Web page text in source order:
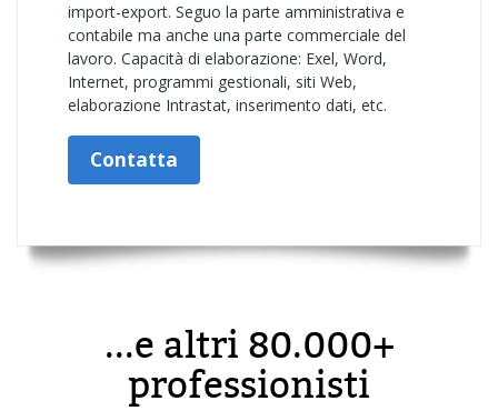
import-export. Seguo la parte amministrativa e
contabile ma anche una parte commerciale del
lavoro. Capacità di elaborazione: Exel, Word,
Internet, programmi gestionali, siti Web,
elaborazione Intrastat, inserimento dati, etc.
Contatta
...e altri 80.000+
professionisti